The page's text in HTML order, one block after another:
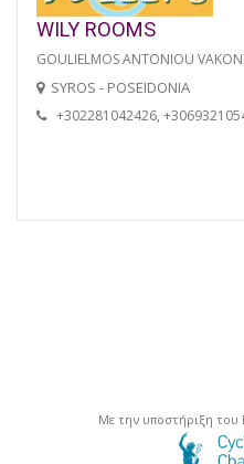
WILY ROOMS
GOULIELMOS ANTONIOU
SYROS - POSEIDONIA
+302281042426,
Με την υποστήριξη του